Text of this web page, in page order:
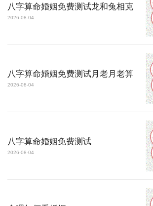
八字算命婚姻免费测试龙和兔相克
2026-08-04
八字算命婚姻免费测试月老月老算
2026-08-04
八字算命婚姻免费测试
2026-08-04